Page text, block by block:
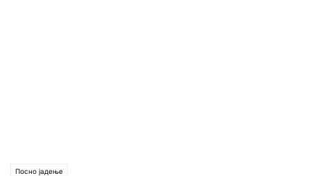
Посно јадење